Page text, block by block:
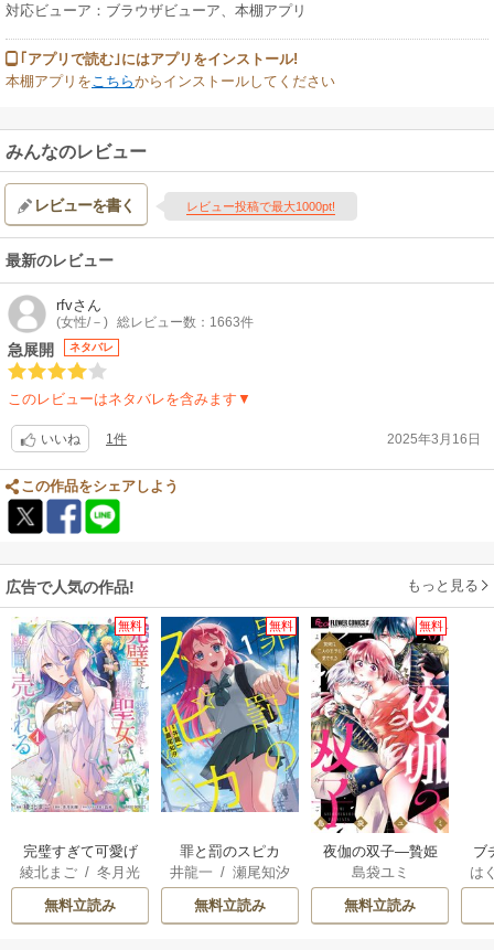
対応ビューア：ブラウザビューア、本棚アプリ
｢アプリで読む｣にはアプリをインストール!
本棚アプリをこちらからインストールしてください
みんなのレビュー
レビューを書く レビュー投稿で最大1000pt!
最新のレビュー
rfvさん
(女性/－) 総レビュー数：1663件
急展開 ネタバレ
このレビューはネタバレを含みます▼
いいね 1件 2025年3月16日
この作品をシェアしよう
広告で人気の作品! もっと見る
無料
完璧すぎて可愛げ
がないと婚約破棄
された聖女は隣国
に売られる
綾北まご /冬月光
輝/ 昌未
無料立読み
無料
罪と罰のスピカ
井龍一 /瀬尾知汐
無料立読み
無料
夜伽の双子―贄姫
は二人の王子に愛
される―
島袋ユミ
無料立読み
ブ
復
は